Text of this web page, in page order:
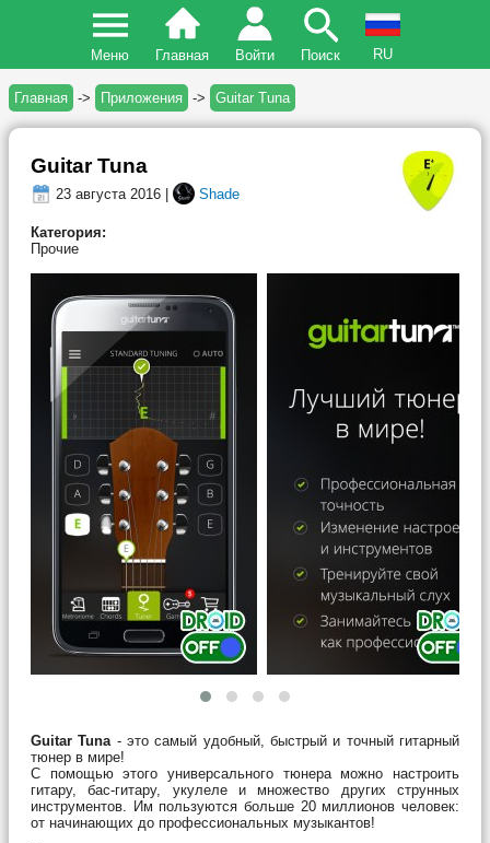
Меню Главная Войти Поиск RU
Главная -> Приложения -> Guitar Tuna
Guitar Tuna
23 августа 2016 | Shade
Категория:
Прочие
Guitar Tuna - это самый удобный, быстрый и точный гитарный
тюнер в мире!
С помощью этого универсального тюнера можно настроить
гитару, бас-гитару, укулеле и множество других струнных
инструментов. Им пользуются больше 20 миллионов человек:
от начинающих до профессиональных музыкантов!